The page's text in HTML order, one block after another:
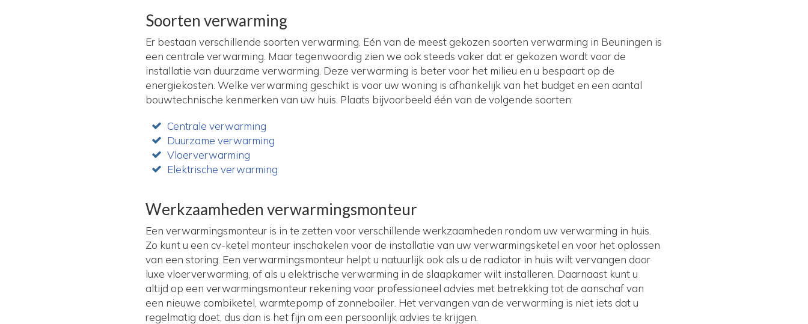
Soorten verwarming
Er bestaan verschillende soorten verwarming. Eén van de meest gekozen soorten verwarming in Beuningen is
een centrale verwarming. Maar tegenwoordig zien we ook steeds vaker dat er gekozen wordt voor de
installatie van duurzame verwarming. Deze verwarming is beter voor het milieu en u bespaart op de
energiekosten. Welke verwarming geschikt is voor uw woning is afhankelijk van het budget en een aantal
bouwtechnische kenmerken van uw huis. Plaats bijvoorbeeld één van de volgende soorten:
Centrale verwarming
Duurzame verwarming
Vloerverwarming
Elektrische verwarming
Werkzaamheden verwarmingsmonteur
Een verwarmingsmonteur is in te zetten voor verschillende werkzaamheden rondom uw verwarming in huis.
Zo kunt u een cv-ketel monteur inschakelen voor de installatie van uw verwarmingsketel en voor het oplossen
van een storing. Een verwarmingsmonteur helpt u natuurlijk ook als u de radiator in huis wilt vervangen door
luxe vloerverwarming, of als u elektrische verwarming in de slaapkamer wilt installeren. Daarnaast kunt u
altijd op een verwarmingsmonteur rekening voor professioneel advies met betrekking tot de aanschaf van
een nieuwe combiketel, warmtepomp of zonneboiler. Het vervangen van de verwarming is niet iets dat u
regelmatig doet, dus dan is het fijn om een persoonlijk advies te krijgen.